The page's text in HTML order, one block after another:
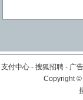
支付中心 - 搜狐招聘 - 广
Copyright©